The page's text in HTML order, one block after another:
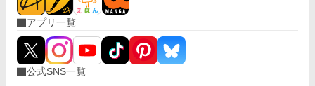
アプリ一覧
公式SNS一覧